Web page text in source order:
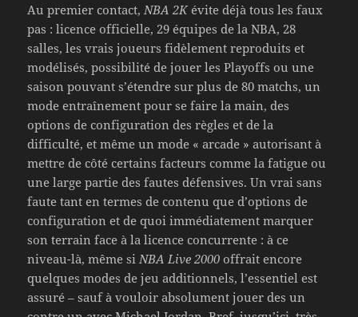
Au premier contact,NBA 2Kévite déjà tous les faux
pas : licence officielle, 29 équipes de la NBA, 28
salles, les vrais joueurs fidèlement reproduits et
modélisés, possibilité de jouer les Playoffs ou une
saison pouvant s’étendre sur plus de 80 matchs, un
mode entraînement pour se faire la main, des
options de configuration des règles et de la
difficulté, et même un mode « arcade » autorisant à
mettre de côté certains facteurs comme la fatigue ou
une large partie des fautes défensives. Un vrai sans
faute tant en termes de contenu que d’options de
configuration et de quoi immédiatement marquer
son terrain face à la licence concurrente : à ce
niveau-là, même siNBA Live 2000 offrait encore
quelques modes de jeu additionnels, l’essentiel est
assuré – sauf à vouloir absolument jouer des un